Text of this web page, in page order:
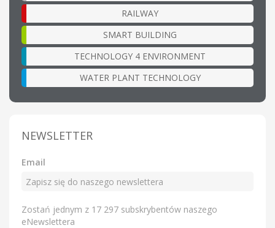
RAILWAY
SMART BUILDING
TECHNOLOGY 4 ENVIRONMENT
WATER PLANT TECHNOLOGY
NEWSLETTER
Email
Zostań jednym z 17 297 subskrybentów naszego
eNewslettera